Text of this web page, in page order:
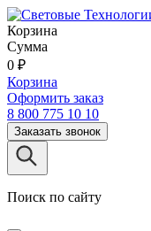
Корзина
Сумма
0 ₽
Корзина
Оформить заказ
8 800 775 10 10
Заказать звонок
Поиск по сайту